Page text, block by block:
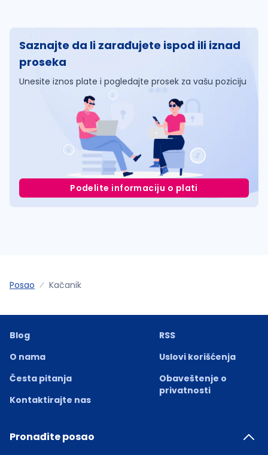
Saznajte da li zarađujete ispod ili iznad
proseka
Unesite iznos plate i pogledajte prosek za vašu poziciju
Podelite informaciju o plati
Posao Kačanik
Blog
O nama
Česta pitanja
Kontaktirajte nas
RSS
Uslovi korišćenja
Obaveštenje o
privatnosti
Pronađite posao